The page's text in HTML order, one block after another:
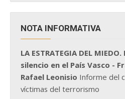
NOTA INFORMATIVA
LA ESTRATEGIA DEL
silencio en el País Vasco -
Rafael Leonisio Informe del
víctimas del terrorismo